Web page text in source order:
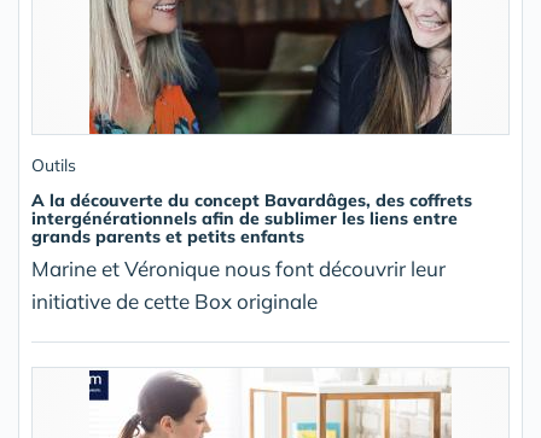
Outils
A la découverte du concept Bavardâges, des coffrets
intergénérationnels afin de sublimer les liens entre
grands parents et petits enfants
Marine et Véronique nous font découvrir leur
initiative de cette Box originale